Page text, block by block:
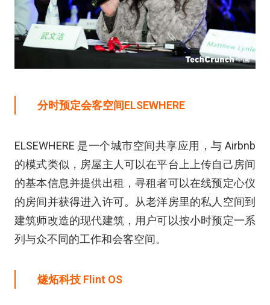
分时预定会客空间ELSEWHERE
ELSEWHERE 是一个城市空间共享应用，与 Airbnb
的模式类似，房屋主人可以在平台上上传自己房间
的基本信息并提供出租，寻租者可以在线预定心仪
的房间并获得进入许可。从老洋房里的私人空间到
建筑师改造的现代建筑，用户可以按小时预定一系
列与众不同的工作和会客空间。
燧炻科技 Flint OS